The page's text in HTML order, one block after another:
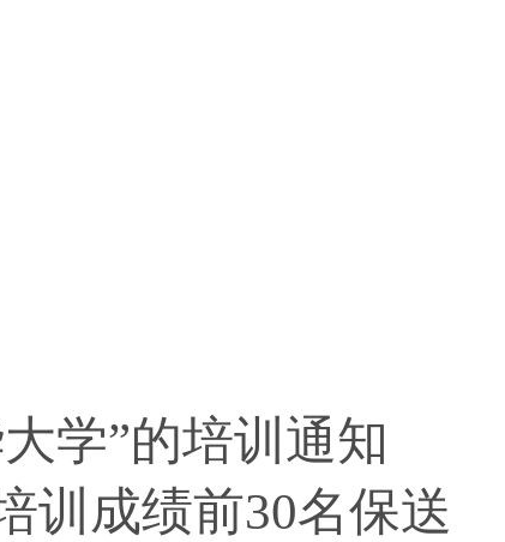
学”的培训通知
训成绩前30名保送